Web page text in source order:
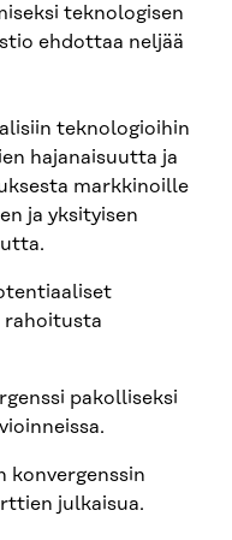
teknologisen
ehdottaa neljää
teknologioihin
hajanaisuutta ja
markkinoille
ja yksityisen
rahoitusta
pakolliseksi
konvergenssin
julkaisua.